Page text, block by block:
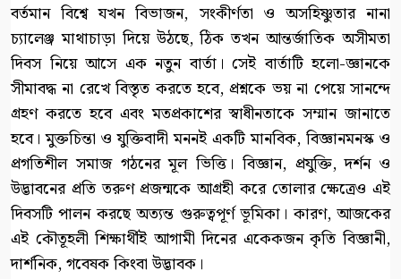
বর্তমান বিশ্বে যখন বিভাজন, সংকীর্ণতা ও অসহিষ্ণুতার নানা
চ্যালেঞ্জ মাথাচাড়া দিয়ে উঠছে, ঠিক তখন আন্তর্জাতিক অসীমতা
দিবস নিয়ে আসে এক নতুন বার্তা। সেই বার্তাটি হলো-জ্ঞানকে
সীমাবদ্ধ না রেখে বিস্তৃত করতে হবে, প্রশ্নকে ভয় না পেয়ে সানন্দে
গ্রহণ করতে হবে এবং মতপ্রকাশের স্বাধীনতাকে সম্মান জানাতে
হবে। মুক্তচিন্তা ও যুক্তিবাদী মননই একটি মানবিক, বিজ্ঞানমনস্ক ও
প্রগতিশীল সমাজ গঠনের মূল ভিত্তি। বিজ্ঞান, প্রযুক্তি, দর্শন ও
উদ্ভাবনের প্রতি তরুণ প্রজন্মকে আগ্রহী করে তোলার ক্ষেত্রেও এই
দিবসটি পালন করছে অত্যন্ত গুরুত্বপূর্ণ ভূমিকা। কারণ, আজকের
এই কৌতূহলী শিক্ষার্থীই আগামী দিনের একেকজন কৃতি বিজ্ঞানী,
দার্শনিক, গবেষক কিংবা উদ্ভাবক।